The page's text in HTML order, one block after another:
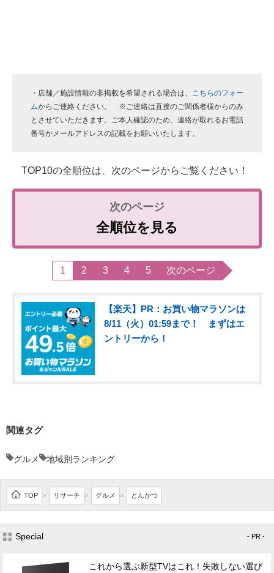
・店舗／施設情報の非掲載を希望される場合は、 こちらのフォー
ムからご連絡ください。 ※ご連絡は直接のご関係者様からのみ
とさせていただきます。ご本人確認のため、連絡が取れるお電話
番号かメールアドレスの記載をお願いいたします。
TOP10の全順位は、次のページからご覧ください！
全順位を見る
1 2 3 4 5 次のページ
【楽天】PR：お買い物マラソンは
8/11（火）01:59まで！ まずはエ
ントリーから！
関連タグ
グルメ 地域別ランキング
TOP > リサーチ > グルメ > とんかつ
Special - PR -
これから選ぶ新型TVはこれ！失敗しない選び